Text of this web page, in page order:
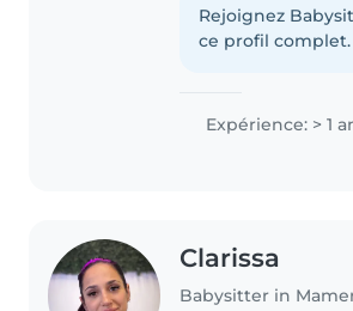
Angelica, I'm 16
attend the
Rejoignez
ce profil complet.
Expérience: > 1
Clarissa
Babysitter in